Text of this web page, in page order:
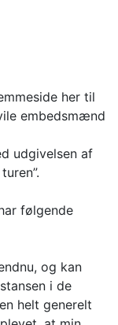
her til
embedsmænd
udgivelsen af
følgende
og kan
i de
helt generelt